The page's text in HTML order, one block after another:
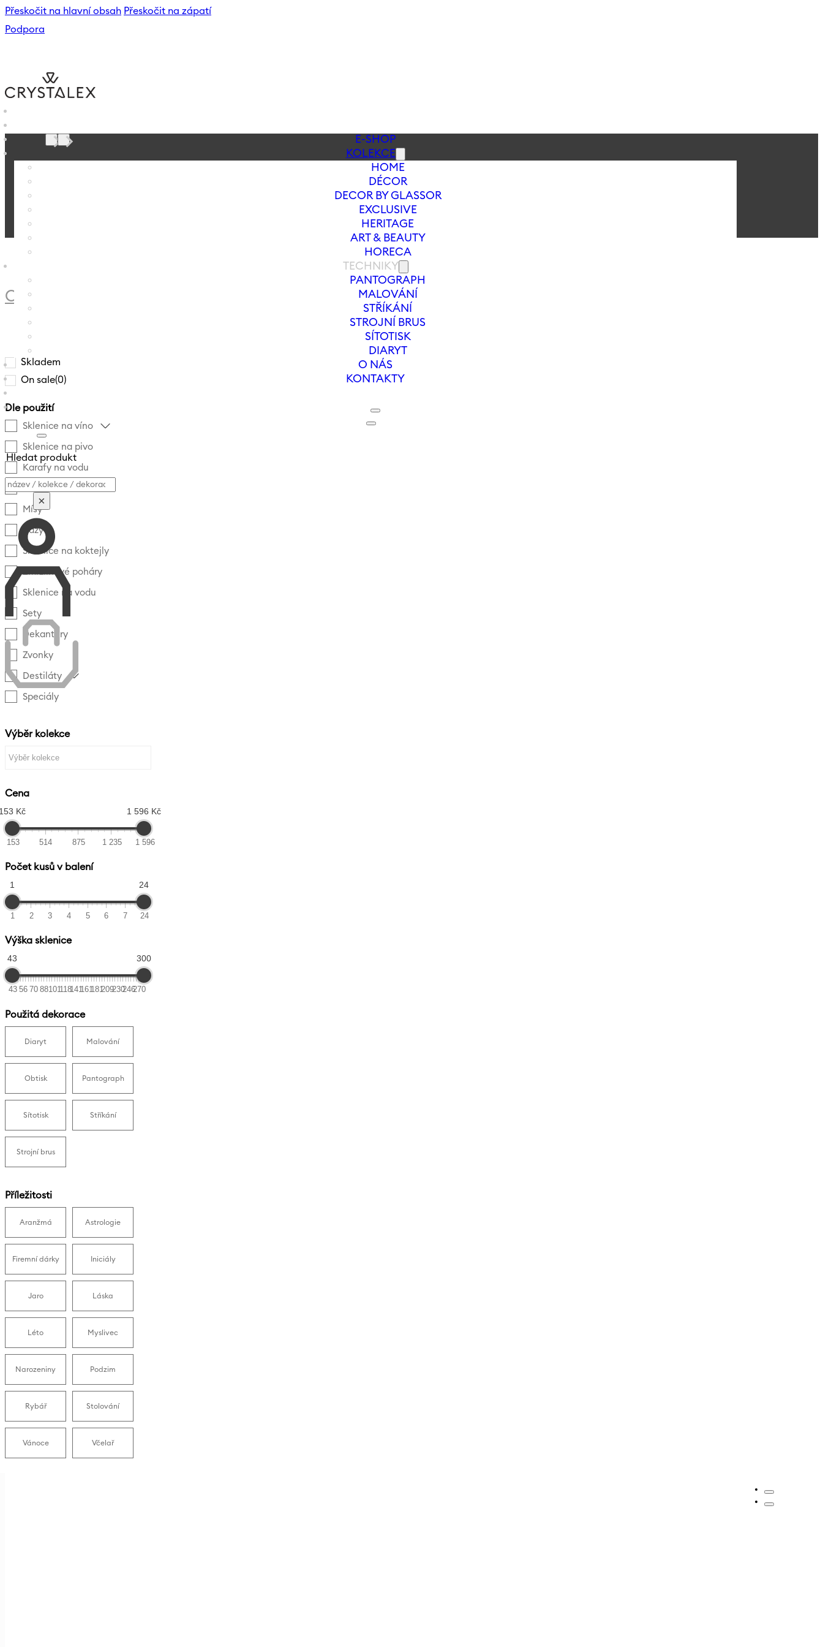
Přeskočit na hlavní obsah Přeskočit na zápatí
Podpora
B2B
E-SHOP
KOLEKCE
HOME
DÉCOR
DECOR BY GLASSOR
EXCLUSIVE
HERITAGE
ART & BEAUTY
HORECA
TECHNIKY
PANTOGRAPH
MALOVÁNÍ
STŘÍKÁNÍ
STROJNÍ BRUS
SÍTOTISK
DIARYT
O NÁS
KONTAKTY
Hledat produkt
Vyhledávání
×
CRYSTALEX
Skladem
On sale(0)
Dle použití
Sklenice na víno
Sklenice na pivo
Karafy na vodu
Svícny
Mísy
Vázy
Sklenice na koktejly
Zmrzlinové poháry
Sklenice na vodu
Sety
Dekantery
Zvonky
Destiláty
Speciály
Výběr kolekce
Cena
Kč
1 596 Kč
153 514 875 1 235 1 596
Počet kusů v balení
1
24
1 2 3 4 5 6 7 24
Výška sklenice
43
300
43 56 70 88101118141161181209230246270
Použitá dekorace
Diaryt Malování
Obtisk Pantograph
Sítotisk Stříkání
Strojní brus
Příležitosti
Aranžmá Astrologie
Firemní dárky Iniciály
Jaro Láska
Léto Myslivec
Narozeniny Podzim
Rybář Stolování
Vánoce Včelař